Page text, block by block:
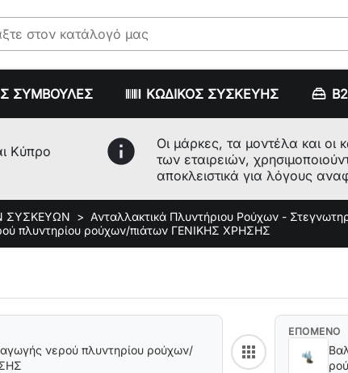
ΣΥΜΒΟΥΛΕΣ ΚΩΔΙΚΟΣ ΣΥΣΚΕΥΗΣ
Κύπρο info
Οι μάρκες, τα μοντέλα και οι
των εταιρειών,
αποκλειστικά για λόγους
ΣΥΣΚΕΥΩΝ Ανταλλακτικά Πλυντήριου Ρούχων -
πλυντηρίου ρούχων/πιάτων ΓΕΝΙΚΗΣ ΧΡΗΣΗΣ
νερού πλυντηρίου ρούχων/
appsBack to
ΕΠΟΜΕΝΟ